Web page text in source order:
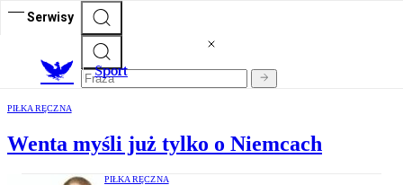
Serwisy
Sport
PIŁKA RĘCZNA
Wenta myśli już tylko o Niemcach
PIŁKA RĘCZNA